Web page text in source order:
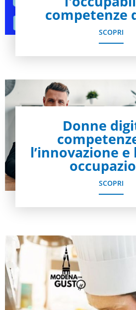
competenze
SCOPRI
Donne
l’innovazione
SCOPRI